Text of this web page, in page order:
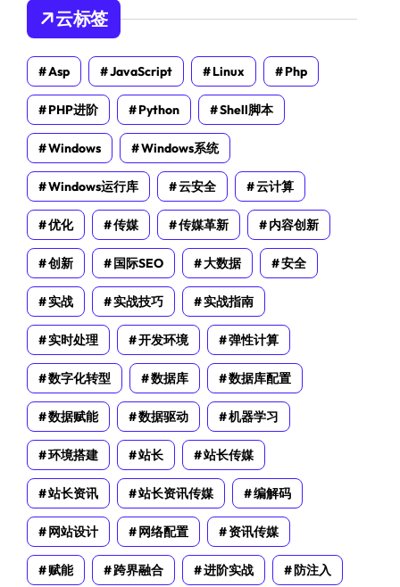
云标签
Asp JavaScript Linux Php
PHP进阶 Python Shell脚本
Windows Windows系统
Windows运行库 云安全 云计算
优化 传媒 传媒革新 内容创新
创新 国际SEO 大数据 安全
实战 实战技巧 实战指南
实时处理 开发环境 弹性计算
数字化转型 数据库 数据库配置
数据赋能 数据驱动 机器学习
环境搭建 站长 站长传媒
站长资讯 站长资讯传媒 编解码
网站设计 网络配置 资讯传媒
赋能 跨界融合 进阶实战 防注入